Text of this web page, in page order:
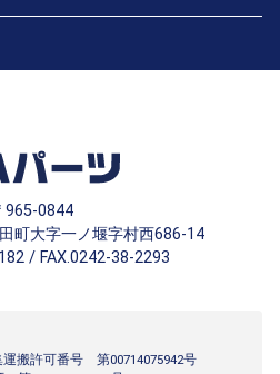
965-0844
町大字一ノ堰字村西686-14
/ FAX.0242-38-2293
搬許可番号 第00714075942号